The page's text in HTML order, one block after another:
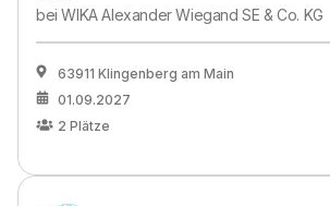
beiWIKA Alexander Wiegand SE & Co. KG
63911 Klingenberg am Main
01.09.2027
2 Plätze